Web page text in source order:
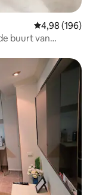
Gemiddelde
4,98 (196)
buurt van